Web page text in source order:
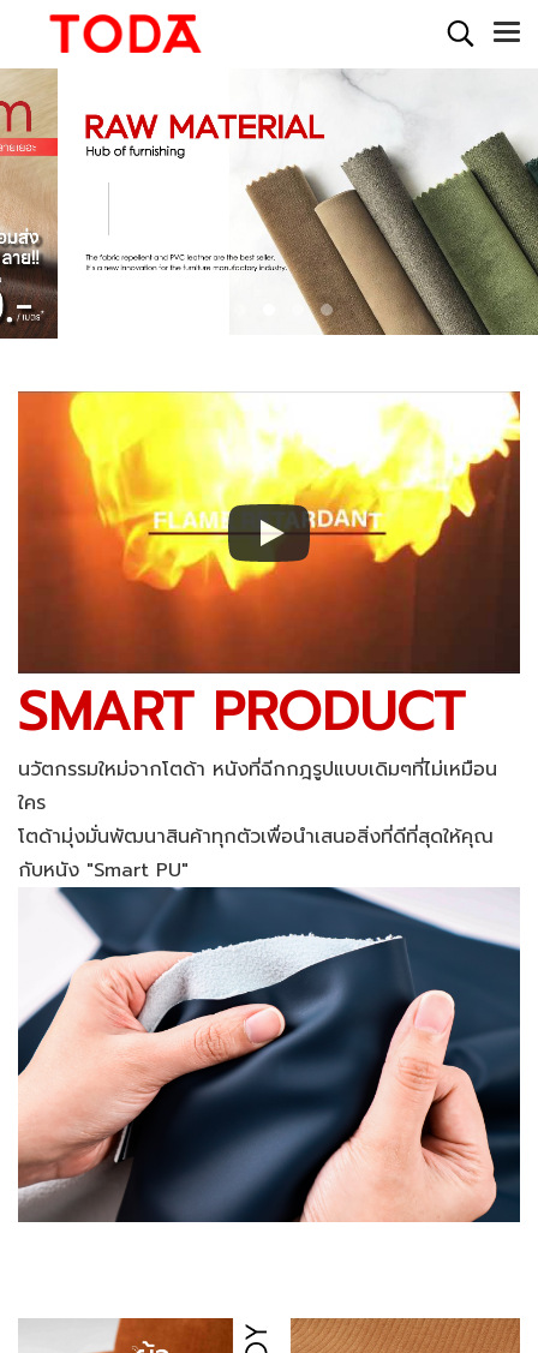
SMART PRODUCT
นวัตกรรมใหม่จากโตด้า หนังที่ฉีกกฎรูปแบบเดิมๆที่ไม่เหมือน
ใคร
โตด้ามุ่งมั่นพัฒนาสินค้าทุกตัวเพื่อนำเสนอสิ่งที่ดีที่สุดให้คุณ
กับหนัง "Smart PU"